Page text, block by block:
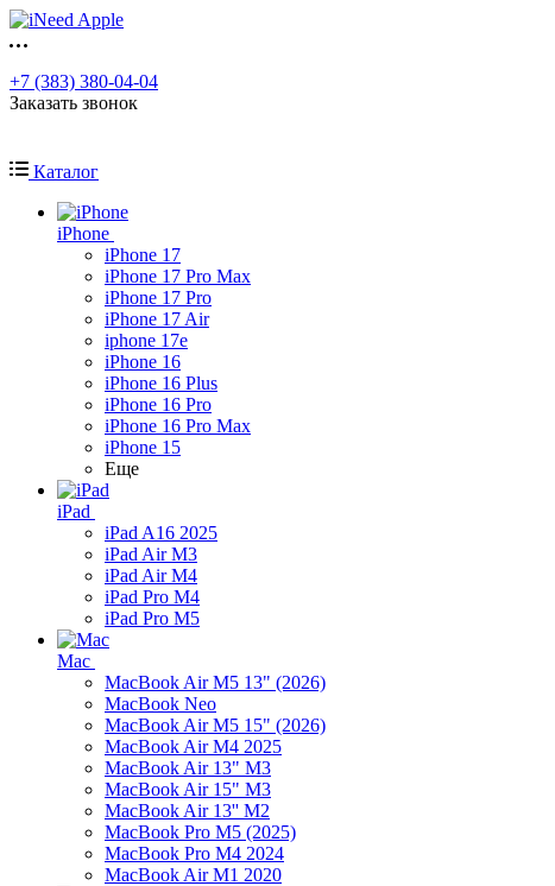
+7 (383) 380-04-04
Заказать звонок
Каталог
iPhone
iPhone 17
iPhone 17 Pro Max
iPhone 17 Pro
iPhone 17 Air
iphone 17e
iPhone 16
iPhone 16 Plus
iPhone 16 Pro
iPhone 16 Pro Max
iPhone 15
Еще
iPad
iPad A16 2025
iPad Air M3
iPad Air M4
iPad Pro M4
iPad Pro M5
Mac
MacBook Air M5 13" (2026)
MacBook Neo
MacBook Air M5 15" (2026)
MacBook Air M4 2025
MacBook Air 13" M3
MacBook Air 15" M3
MacBook Air 13'' M2
MacBook Pro M5 (2025)
MacBook Pro M4 2024
MacBook Air M1 2020